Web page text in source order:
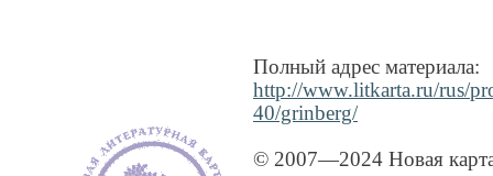
Полный адрес материала:
http://www.litkarta.ru/rus/
40/grinberg/
© 2007—2024 Новая